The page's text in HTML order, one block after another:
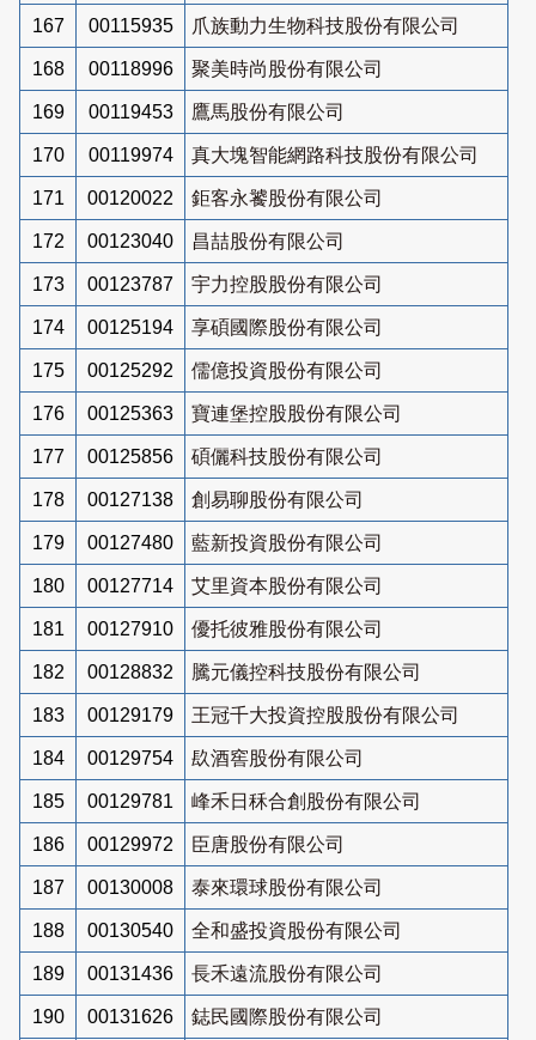
167 00115935 爪族動力生物科技股份有限公司
168 00118996 聚美時尚股份有限公司
169 00119453 鷹馬股份有限公司
170 00119974 真大塊智能網路科技股份有限公司
171 00120022 鉅客永饕股份有限公司
172 00123040 昌喆股份有限公司
173 00123787 宇力控股股份有限公司
174 00125194 享碩國際股份有限公司
175 00125292 儒億投資股份有限公司
176 00125363 寶連堡控股股份有限公司
177 00125856 碩儷科技股份有限公司
178 00127138 創易聊股份有限公司
179 00127480 藍新投資股份有限公司
180 00127714 艾里資本股份有限公司
181 00127910 優托彼雅股份有限公司
182 00128832 騰元儀控科技股份有限公司
183 00129179 王冠千大投資控股股份有限公司
184 00129754 镹酒窖股份有限公司
185 00129781 峰禾日秝合創股份有限公司
186 00129972 臣唐股份有限公司
187 00130008 泰來環球股份有限公司
188 00130540 全和盛投資股份有限公司
189 00131436 長禾遠流股份有限公司
190 00131626 鋕民國際股份有限公司